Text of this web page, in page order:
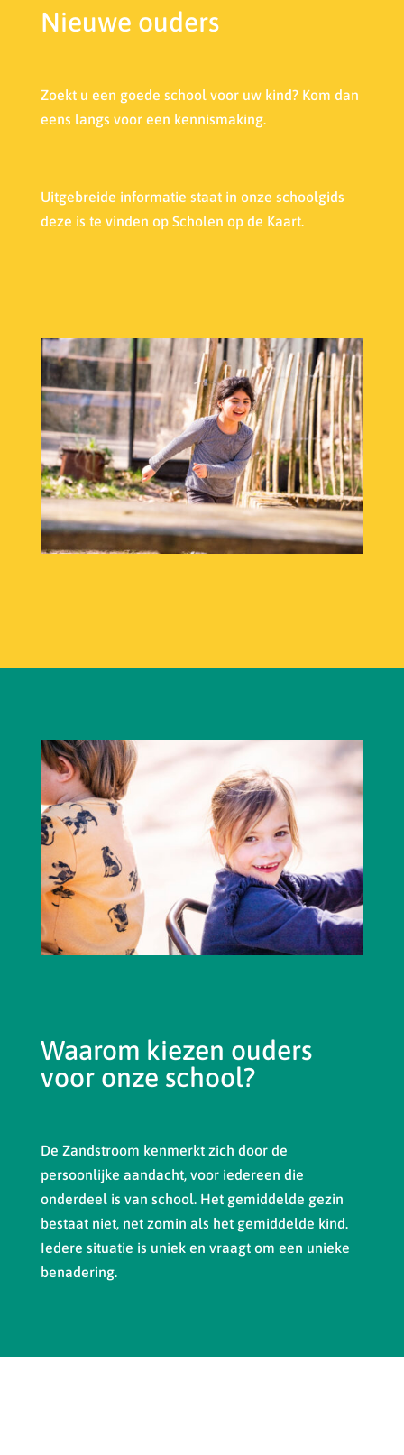
Nieuwe ouders
Zoekt u een goede school voor uw kind? Kom dan
eens langs voor een kennismaking.
Uitgebreide informatie staat in onze schoolgids
deze is te vinden op Scholen op de Kaart.
Waarom kiezen ouders
voor onze school?
De Zandstroom kenmerkt zich door de
persoonlijke aandacht, voor iedereen die
onderdeel is van school. Het gemiddelde gezin
bestaat niet, net zomin als het gemiddelde kind.
Iedere situatie is uniek en vraagt om een unieke
benadering.